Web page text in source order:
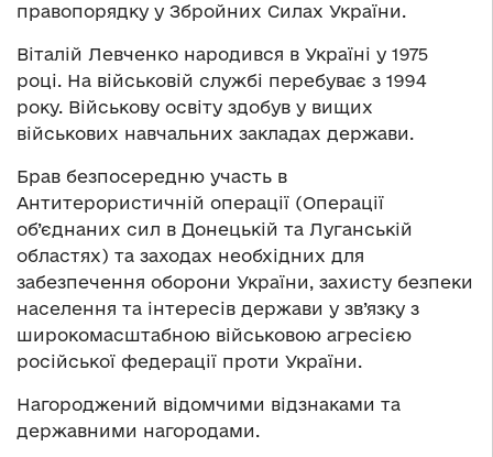
правопорядку у Збройних Силах України.
Віталій Левченко народився в Україні у 1975
році. На військовій службі перебуває з 1994
року. Військову освіту здобув у вищих
військових навчальних закладах держави.
Брав безпосередню участь в
Антитерористичній операції (Операції
об’єднаних сил в Донецькій та Луганській
областях) та заходах необхідних для
забезпечення оборони України, захисту безпеки
населення та інтересів держави у зв’язку з
широкомасштабною військовою агресією
російської федерації проти України.
Нагороджений відомчими відзнаками та
державними нагородами.